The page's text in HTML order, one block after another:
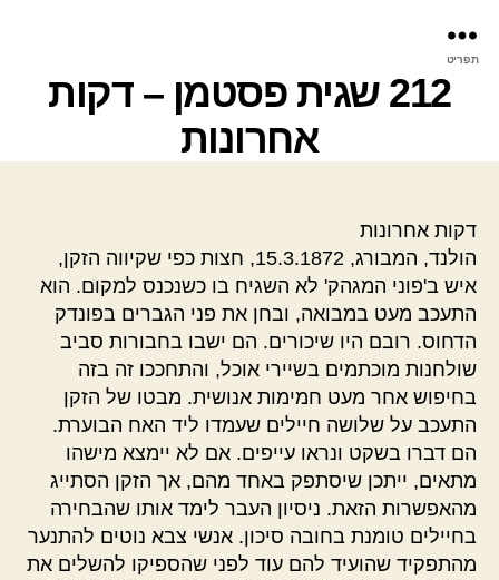
תפריט
212 שגית פסטמן – דקות
אחרונות
דקות אחרונות
הולנד, המבורג, 15.3.1872, חצות כפי שקיווה הזקן,
איש ב'פוני המגהק' לא השגיח בו כשנכנס למקום. הוא
התעכב מעט במבואה, ובחן את פני הגברים בפונדק
הדחוס. רובם היו שיכורים. הם ישבו בחבורות סביב
שולחנות מוכתמים בשיירי אוכל, והתחככו זה בזה
בחיפוש אחר מעט חמימות אנושית. מבטו של הזקן
התעכב על שלושה חיילים שעמדו ליד האח הבוערת.
הם דברו בשקט ונראו עייפים. אם לא יימצא מישהו
מתאים, ייתכן שיסתפק באחד מהם, אך הזקן הסתייג
מהאפשרות הזאת. ניסיון העבר לימד אותו שהבחירה
בחיילים טומנת בחובה סיכון. אנשי צבא נוטים להתנער
מהתפקיד שהועיד להם עוד לפני שהספיקו להשלים את